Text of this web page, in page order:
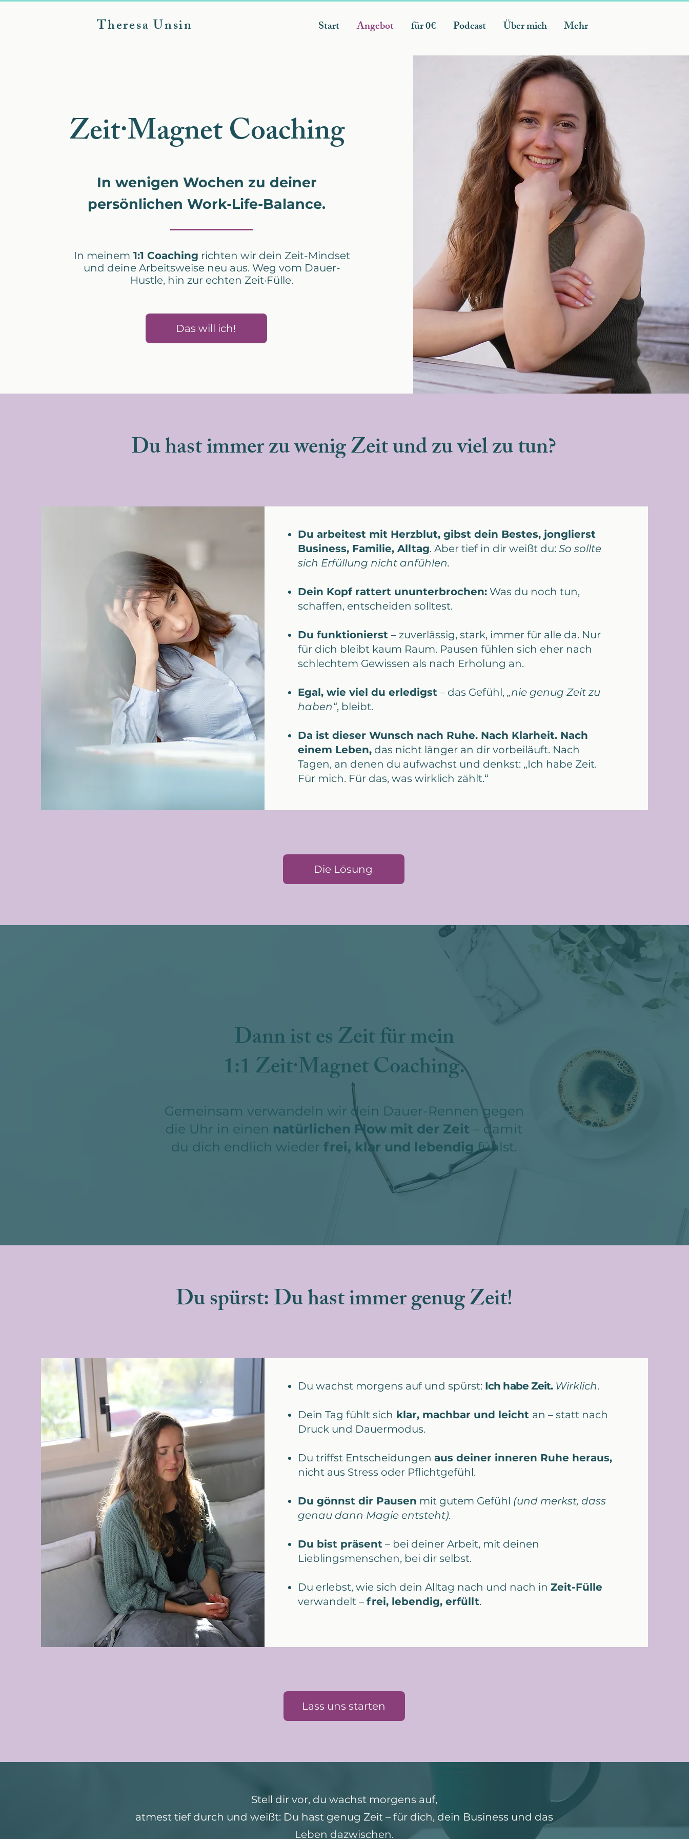
Theresa Unsin Start Angebot für 0€ Podcast Über mich Mehr
Zeit·Magnet Coaching
In wenigen Wochen zu deiner
persönlichen Work-Life-Balance.
In meinem 1:1 Coaching richten wir dein Zeit-Mindset
und deine Arbeitsweise neu aus. Weg vom Dauer-
Hustle, hin zur echten Zeit·Fülle.
Das will ich!
Du hast immer zu wenig Zeit und zu viel zu tun?
Du arbeitest mit Herzblut, gibst dein Bestes, jonglierst
Business, Familie, Alltag. Aber tief in dir weißt du: So sollte
sich Erfüllung nicht anfühlen.
Dein Kopf rattert ununterbrochen:Was du noch tun,
schaffen, entscheiden solltest.
Du funktionierst – zuverlässig, stark, immer für alle da. Nur
für dich bleibt kaum Raum. Pausen fühlen sich eher nach
schlechtem Gewissen als nach Erholung an.
Egal, wie viel du erledigst– das Gefühl, „nie genug Zeit zu
haben“, bleibt.
Da ist dieser Wunsch nach Ruhe. Nach Klarheit. Nach
einem Leben,das nicht länger an dir vorbeiläuft. Nach
Tagen, an denen du aufwachst und denkst: „Ich habe Zeit.
Für mich. Für das, was wirklich zählt.“
Die Lösung
Dann ist es Zeit für mein
1:1 Zeit·Magnet Coaching.
Gemeinsam verwandeln wir dein Dauer-Rennen gegen
die Uhr in einen natürlichen Flow mit der Zeit – damit
du dich endlich wieder frei, klar und lebendig fühlst.
Du spürst: Du hast immer genug Zeit!
Du wachst morgens auf und spürst: Ich habe Zeit. Wirklich.
Dein Tag fühlt sich klar, machbar und leicht an – statt nach
Druck und Dauermodus.
Du triffst Entscheidungen aus deiner inneren Ruhe heraus,
nicht aus Stress oder Pflichtgefühl.
Du gönnst dir Pausen mit gutem Gefühl (und merkst, dass
genau dann Magie entsteht).
Du bist präsent– bei deiner Arbeit, mit deinen
Lieblingsmenschen, bei dir selbst.
Du erlebst, wie sich dein Alltag nach und nach in Zeit-Fülle
verwandelt – frei, lebendig, erfüllt.
Lass uns starten
Stell dir vor, du wachst morgens auf,
atmest tief durch und weißt: Du hast genug Zeit – für dich, dein Business und das
Leben dazwischen.